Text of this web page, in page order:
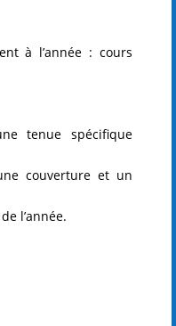
à l’année :cours
tenue spécifique
couverture et un
l’année.